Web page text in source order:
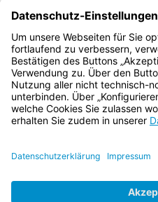
Der Vorstand hat die
einzuberufen, wenn die
Genossen die
beantragt.
Bayern.de
BayernPortal
Impressum